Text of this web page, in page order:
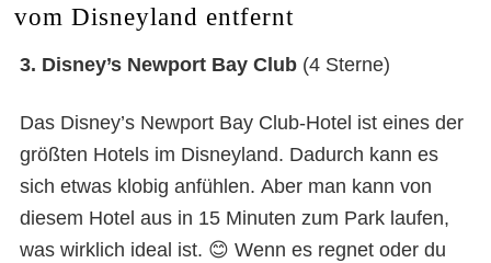
vom Disneyland entfernt
3. Disney’s Newport Bay Club (4 Sterne)
Das Disney’s Newport Bay Club-Hotel ist eines der
größten Hotels im Disneyland. Dadurch kann es
sich etwas klobig anfühlen. Aber man kann von
diesem Hotel aus in 15 Minuten zum Park laufen,
was wirklich ideal ist. 😊 Wenn es regnet oder du